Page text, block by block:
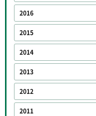
2016
2015
2014
2013
2012
2011